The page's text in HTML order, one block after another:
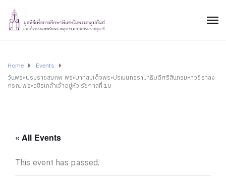
Home
Events
วันพระบรมราชสมภพ พระบาทสมเด็จพระปรเมนทรรามาธิบดีศรีสินทรมหาวชิราลง
กรณ พระวชิรเกล้าเจ้าอยู่หัว รัชกาลที่ 10
« All Events
This event has passed.